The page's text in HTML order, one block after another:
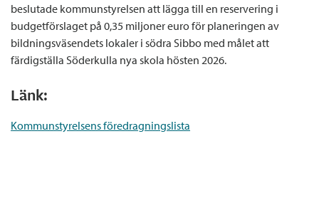
beslutade kommunstyrelsen att lägga till en reservering i
budgetförslaget på 0,35 miljoner euro för planeringen av
bildningsväsendets lokaler i södra Sibbo med målet att
färdigställa Söderkulla nya skola hösten 2026.
Länk:
Kommunstyrelsens föredragningslista